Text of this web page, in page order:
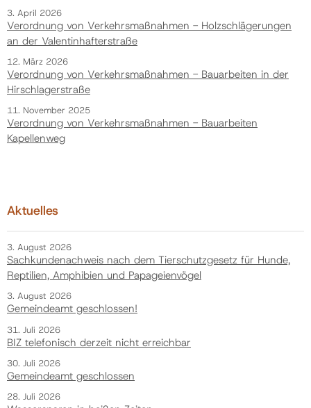
3. April 2026
Verordnung von Verkehrsmaßnahmen - Holzschlägerungen
an der Valentinhafterstraße
12. März 2026
Verordnung von Verkehrsmaßnahmen - Bauarbeiten in der
Hirschlagerstraße
11. November 2025
Verordnung von Verkehrsmaßnahmen - Bauarbeiten
Kapellenweg
Aktuelles
3. August 2026
Sachkundenachweis nach dem Tierschutzgesetz für Hunde,
Reptilien, Amphibien und Papageienvögel
3. August 2026
Gemeindeamt geschlossen!
31. Juli 2026
BIZ telefonisch derzeit nicht erreichbar
30. Juli 2026
Gemeindeamt geschlossen
28. Juli 2026